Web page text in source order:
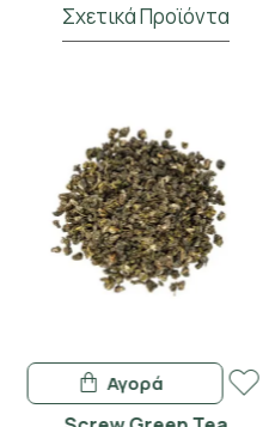
Σχετικά Προϊόντα
Αγορά